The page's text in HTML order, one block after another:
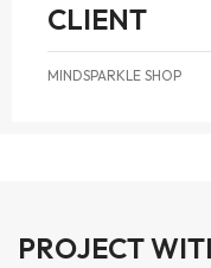
CLIENT
MINDSPARKLE SHOP
PROJECT